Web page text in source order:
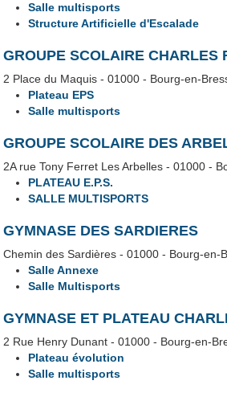
Salle multisports
Structure Artificielle d'Escalade
GROUPE SCOLAIRE CHARLES
2 Place du Maquis - 01000 - Bourg-en-
Plateau EPS
Salle multisports
GROUPE SCOLAIRE DES
2A rue Tony Ferret Les Arbelles - 01000 -
PLATEAU E.P.S.
SALLE MULTISPORTS
GYMNASE DES SARDIERES
Chemin des Sardières - 01000 - Bourg-en-
Salle Annexe
Salle Multisports
GYMNASE ET PLATEAU
2 Rue Henry Dunant - 01000 - Bourg-en-
Plateau évolution
Salle multisports